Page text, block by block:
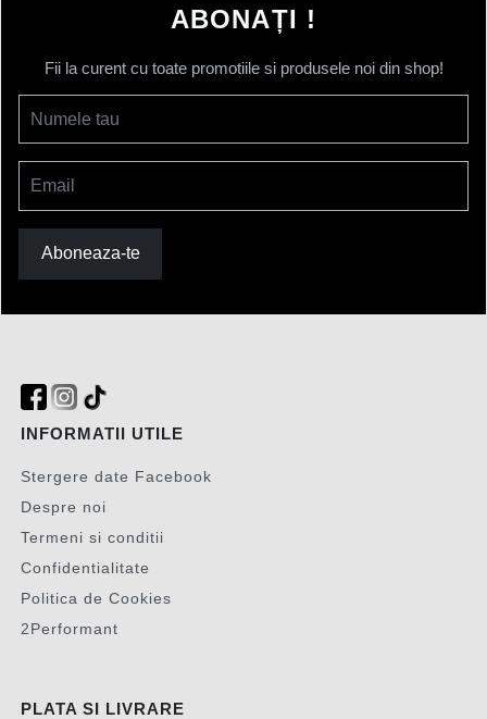
ABONAȚI !
Fii la curent cu toate promotiile si produsele noi din shop!
Numele tau
Email
Aboneaza-te
INFORMATII UTILE
Stergere date Facebook
Despre noi
Termeni si conditii
Confidentialitate
Politica de Cookies
2Performant
PLATA SI LIVRARE